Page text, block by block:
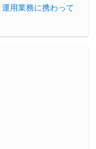
用業務に携わって